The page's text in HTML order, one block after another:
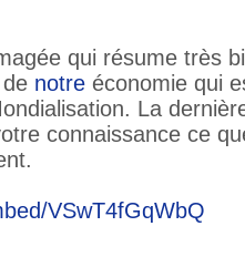
qui résume très
notre économie qui
La
connaissance ce
VSwT4fGqWbQ